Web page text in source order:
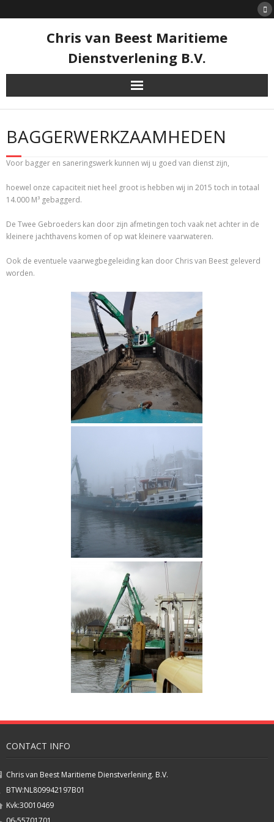
to
Chris van Beest Maritieme
Dienstverlening B.V.
BAGGERWERKZAAMHEDEN
Voor bagger en saneringswerk kunnen wij u goed van dienst zijn,
hoewel onze capaciteit niet heel groot is hebben wij in 2015 toch in totaal
14.000 M³ gebaggerd.
De Twee Gebroeders kan door zijn afmetingen toch vaak net achter in de
kleinere jachthavens komen of op wat kleinere vaarwateren.
Ook de eventuele vaarwegbegeleiding kan door Chris van Beest geleverd
worden.
CONTACT INFO
Chris van Beest Maritieme Dienstverlening. B.V.
BTW:NL809942197B01
Kvk:30010469